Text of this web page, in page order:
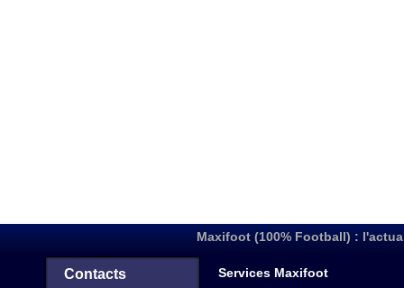
Maxifoot (100% Football) :
Contacts Services Maxifoot